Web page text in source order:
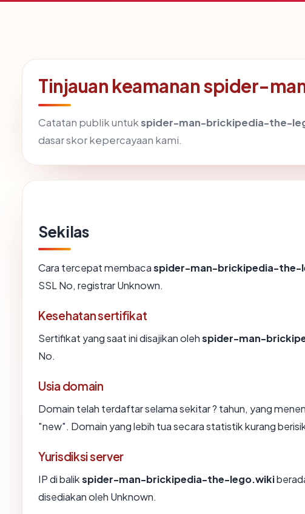
Tinjauan keamanan spider-
Catatan publik untukspider-man-brickipedia-the-
dasar skor kepercayaan kami.
Sekilas
Cara tercepat membacaspider-man-brickipedia-the-
SSL No, registrar Unknown.
Kesehatan sertifikat
Sertifikat yang saat ini disajikan olehspider-man-
No.
Usia domain
Domain telah terdaftar selama sekitar ? tahun, yang
"new". Domain yang lebih tua secara statistik kurang
Yurisdiksi server
IP di balikspider-man-brickipedia-the-lego.wiki
disediakan oleh Unknown.